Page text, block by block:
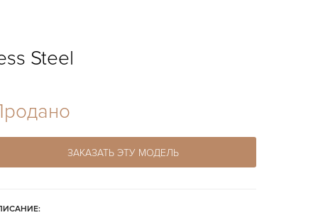
Steel
ЗАКАЗАТЬ ЭТУ МОДЕЛЬ